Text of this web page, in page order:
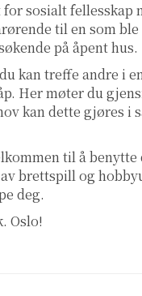
sosialt
til en som
på åpent hus.
kan treffe andre i
Her møter du
kan dette gjøres i
til å
brettspill og
deg.
Oslo!